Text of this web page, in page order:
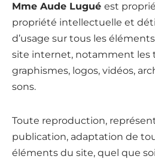
Mme Aude Lugué est
propriété intellectuelle et
d’usage sur tous les
site internet, notamment les
graphismes, logos, vidéos,
sons.
Toute reproduction,
publication, adaptation de
éléments du site, quel que